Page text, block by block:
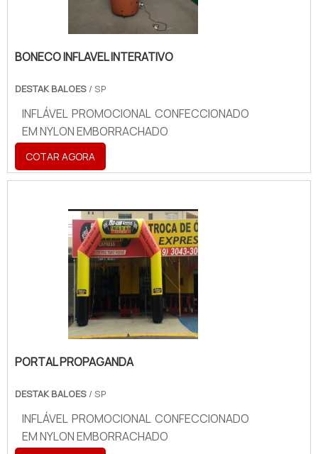
BONECO INFLAVEL INTERATIVO
DESTAK BALOES / SP
INFLÁVEL PROMOCIONAL CONFECCIONADO
EM NYLON EMBORRACHADO
COTAR AGORA
PORTAL PROPAGANDA
DESTAK BALOES / SP
INFLÁVEL PROMOCIONAL CONFECCIONADO
EM NYLON EMBORRACHADO